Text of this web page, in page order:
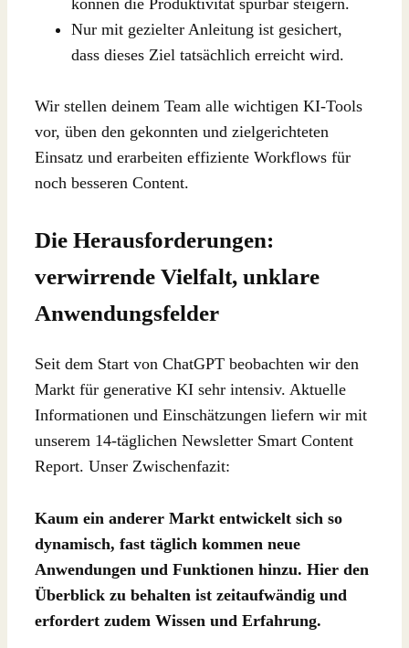
Nur mit gezielter Anleitung ist gesichert,
dass dieses Ziel tatsächlich erreicht wird.
Wir stellen deinem Team alle wichtigen KI-Tools
vor, üben den gekonnten und zielgerichteten
Einsatz und erarbeiten effiziente Workflows für
noch besseren Content.
Die Herausforderungen:
verwirrende Vielfalt, unklare
Anwendungsfelder
Seit dem Start von ChatGPT beobachten wir den
Markt für generative KI sehr intensiv. Aktuelle
Informationen und Einschätzungen liefern wir mit
unserem 14-täglichen Newsletter Smart Content
Report. Unser Zwischenfazit:
Kaum ein anderer Markt entwickelt sich so
dynamisch, fast täglich kommen neue
Anwendungen und Funktionen hinzu. Hier den
Überblick zu behalten ist zeitaufwändig und
erfordert zudem Wissen und Erfahrung.